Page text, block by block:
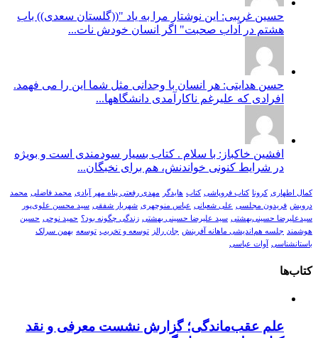
حسین غریبی: این نوشتار مرا به یاد "((گلستان سعدی)) باب
هشتم در آداب صحبت" اگر انسان خودش نات...
حسن هدایتی: هر انسان با وجدانی مثل شما این را می فهمد.
افرادی که علیرغم ناکارآمدی دانشگاهها...
افشین خاکباز: با سلام . کتاب بسیار سودمندی است و بویژه
در شرایط کنونی خواندنش، هم برای نخبگان...
کمال اطهاری کرونا کتاب فروپاشی کتاب هایدگر مهدی رفعتی پناه مهر آبادی محمد فاضلی محمد
درویش فریدون مجلسی علی شعبانی عباس منوچهری شهریار شفقی سید محسن علوی‌پور
سیدعلیرضا حسینی‌بهشتی سید علیرضا حسینی بهشتی زندگی چگونه بود؟ حمید نوحی حسین
هوشمند
جلسه هم‌اندیشی ماهانه آفرینش جان رالز توسعه و تخریب توسعه بهمن سرلک
باستانشناسی
آوات عباسی
کتاب‌ها
علم عقب‌ماندگی؛ گزارش نشست معرفی و نقد